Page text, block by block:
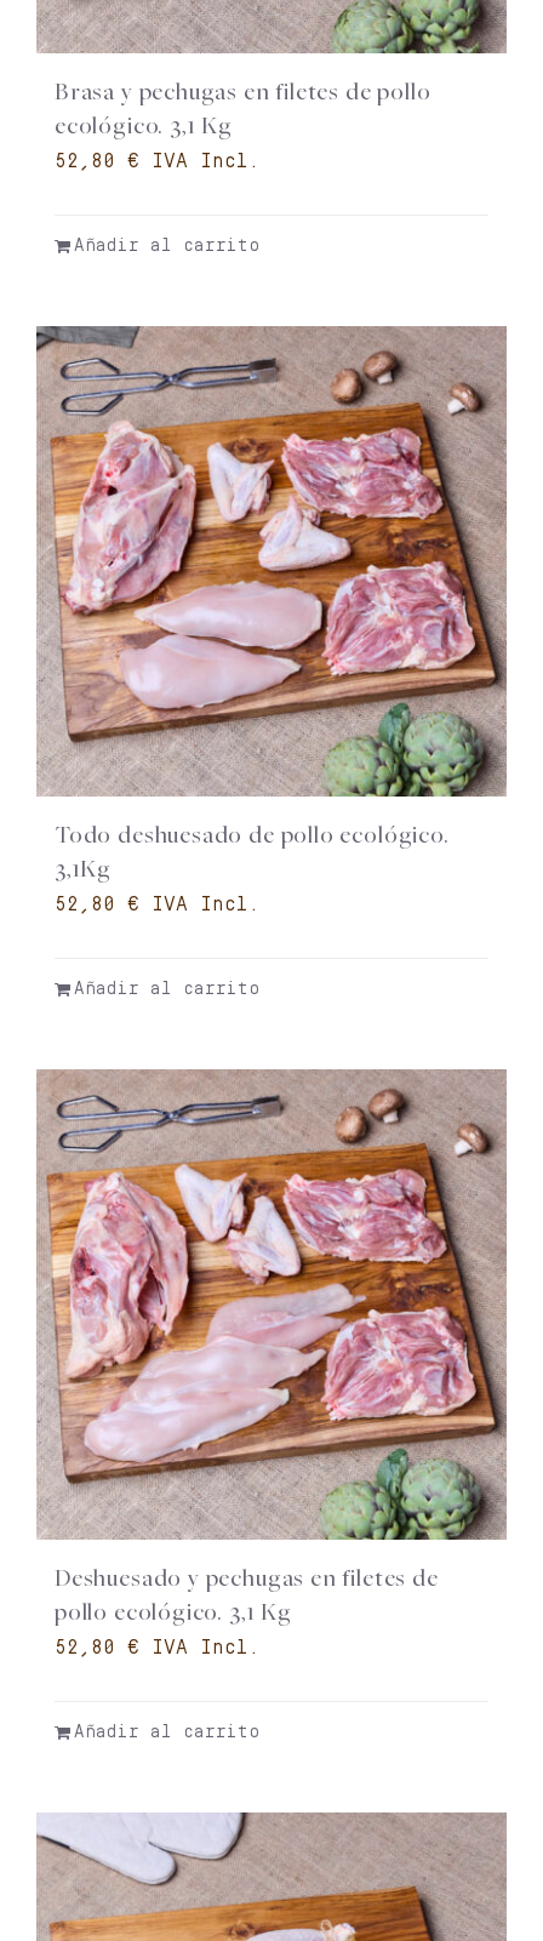
Brasa y pechugas en filetes de pollo
ecológico. 3,1 Kg
€
Añadir al carrito
Todo deshuesado de pollo ecológico.
3,1Kg
€
Añadir al carrito
Deshuesado y pechugas en filetes de
pollo ecológico. 3,1 Kg
€
Añadir al carrito